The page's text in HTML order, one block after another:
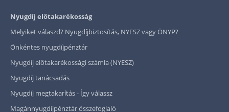
Nyugdíj előtakarékosság
Melyiket válaszd? Nyugdíjbiztosítás, NYESZ vagy ÖNYP?
Önkéntes nyugdíjpénztár
Nyugdíj előtakarékossági számla (NYESZ)
Nyugdíj tanácsadás
Nyugdíj megtakarítás - Így válassz
Magánnyugdíjpénztár összefoglaló